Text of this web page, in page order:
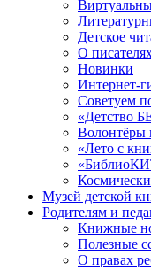
Детское
О
Новинки
Интернет-
Советуем
«Детство
Волонтёры
«Лето с
Музей детской
Родителям и
Книжные
Полезные
О правах